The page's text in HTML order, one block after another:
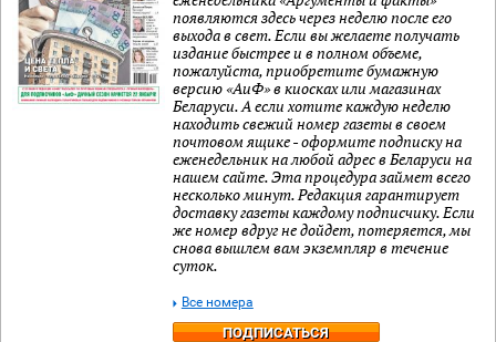
появляются здесь через неделю после его
выхода в свет. Если вы желаете получать
издание быстрее и в полном объеме,
пожалуйста, приобретите бумажную
версию «АиФ» в киосках или магазинах
Беларуси. А если хотите каждую неделю
находить свежий номер газеты в своем
почтовом ящике - оформите подписку на
еженедельник на любой адрес в Беларуси на
нашем сайте. Эта процедура займет всего
несколько минут. Редакция гарантирует
доставку газеты каждому подписчику. Если
же номер вдруг не дойдет, потеряется, мы
снова вышлем вам экземпляр в течение
суток.
ПОДПИСАТЬСЯ
Все номера